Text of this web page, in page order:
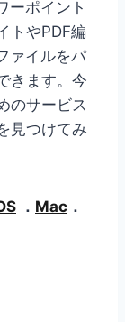
ーポイント
トやPDF編
ァイルをパ
きます。今
のサービス
見つけてみ
． Mac ．